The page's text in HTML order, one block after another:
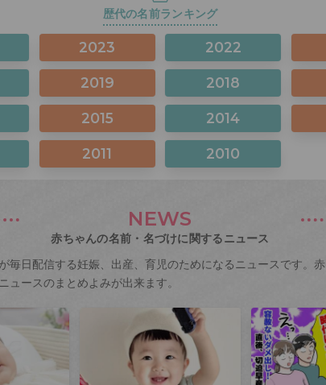
歴代の名前ランキング
2023 2022
2019 2018
2015 2014
2011 2010
NEWS
赤ちゃんの名前・名づけに関するニュース
毎日配信する妊娠、出産、育児のためになるニュースです。
ュースのまとめよみが出来ます。